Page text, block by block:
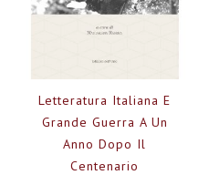
Letteratura Italiana E
Grande Guerra A Un
Anno Dopo Il
Centenario